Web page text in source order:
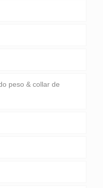
peso & collar de
& tubería revestida